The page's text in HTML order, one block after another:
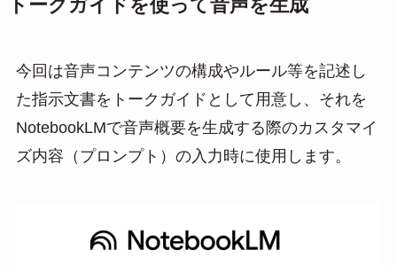
トークガイドを使って音声を生成
今回は音声コンテンツの構成やルール等を記述し
た指示文書をトークガイドとして用意し、それを
NotebookLMで音声概要を生成する際のカスタマイ
ズ内容（プロンプト）の入力時に使用します。